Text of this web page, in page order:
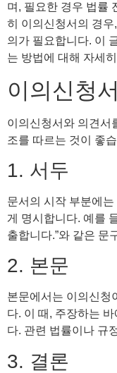
며, 필요한 경우 법률
히 이의신청서의 경
의가 필요합니다. 이
는 방법에 대해 자세
이의신청
이의신청서와 의견서
조를 따르는 것이 좋
1. 서두
문서의 시작 부분에
게 명시합니다. 예를
출합니다.”와 같은 문
2. 본문
본문에서는 이의신청
다. 이 때, 주장하는
다. 관련 법률이나 규
3. 결론